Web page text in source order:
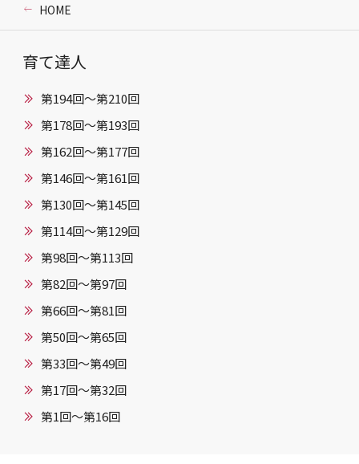
HOME
育て達人
第194回～第210回
第178回～第193回
第162回～第177回
第146回〜第161回
第130回〜第145回
第114回〜第129回
第98回〜第113回
第82回〜第97回
第66回〜第81回
第50回〜第65回
第33回〜第49回
第17回〜第32回
第1回〜第16回